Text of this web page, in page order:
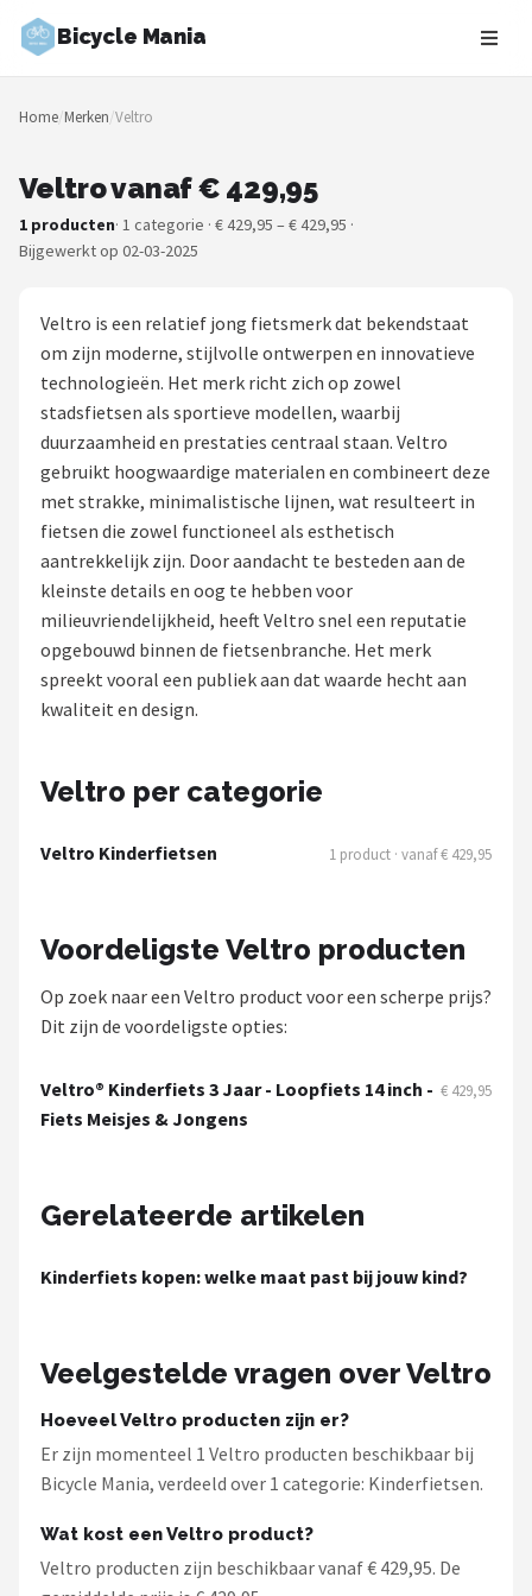
Bicycle Mania
Zoeken
NAVIGATIE
Merken
Fietsroutes
Kinderfietsen
Stadsfietsen
Elektrische fietsen
Mountainbikes
Shop
POPULAIRE MERKEN
Basil
Volare
New Looxs
BBB Cycling
Voltano
Home/Merken/Veltro
Veltro vanaf € 429,95
1 producten· 1 categorie · € 429,95 – € 429,95 ·
Bijgewerkt op 02-03-2025
Veltro is een relatief jong fietsmerk dat bekendstaat
om zijn moderne, stijlvolle ontwerpen en innovatieve
technologieën. Het merk richt zich op zowel
stadsfietsen als sportieve modellen, waarbij
duurzaamheid en prestaties centraal staan. Veltro
gebruikt hoogwaardige materialen en combineert deze
met strakke, minimalistische lijnen, wat resulteert in
fietsen die zowel functioneel als esthetisch
aantrekkelijk zijn. Door aandacht te besteden aan de
kleinste details en oog te hebben voor
milieuvriendelijkheid, heeft Veltro snel een reputatie
opgebouwd binnen de fietsenbranche. Het merk
spreekt vooral een publiek aan dat waarde hecht aan
kwaliteit en design.
Veltro per categorie
Veltro Kinderfietsen 1 product · vanaf € 429,95
Voordeligste Veltro producten
Op zoek naar een Veltro product voor een scherpe prijs?
Dit zijn de voordeligste opties:
Veltro® Kinderfiets 3 Jaar - Loopfiets 14 inch -
Fiets Meisjes & Jongens
€ 429,95
Gerelateerde artikelen
Kinderfiets kopen: welke maat past bij jouw kind?
Veelgestelde vragen over Veltro
Hoeveel Veltro producten zijn er?
Er zijn momenteel 1 Veltro producten beschikbaar bij
Bicycle Mania, verdeeld over 1 categorie: Kinderfietsen.
Wat kost een Veltro product?
Veltro producten zijn beschikbaar vanaf € 429,95. De